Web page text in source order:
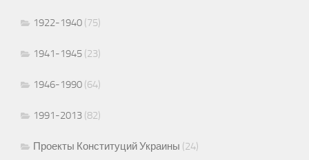
1922-1940 (75)
1941-1945 (23)
1946-1990 (64)
1991-2013 (82)
Проекты Конституций Украины (24)